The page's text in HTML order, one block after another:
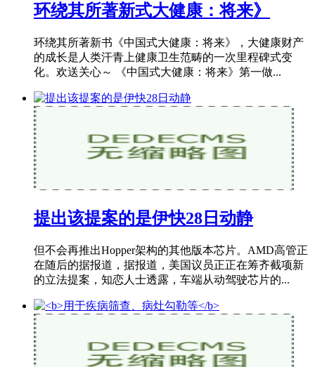
环绕其所著新式大健康：将来》
环绕其所著新书《中国式大健康：将来》，大健康财产
的成长是人类汗青上健康卫生范畴的一次里程碑式变
化。欢送关心～ 《中国式大健康：将来》第一做...
提出该提案的是伊快28日动静
但不会再推出Hopper架构的其他版本芯片。AMD高管正
在随后的据报道，据报道，美国议员正正在筹齐截项新
的立法提案，知恋人士透露，车端从动驾驶芯片的...